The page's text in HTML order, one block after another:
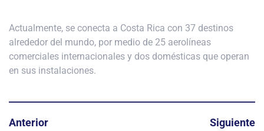
Actualmente, se conecta a Costa Rica con 37 destinos
alrededor del mundo, por medio de 25 aerolíneas
comerciales internacionales y dos domésticas que operan
en sus instalaciones.
Anterior Siguiente